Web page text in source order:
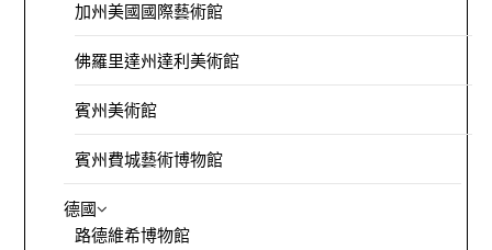
加州美國國際藝術館
佛羅里達州達利美術館
賓州美術館
賓州費城藝術博物館
德國
路德維希博物館